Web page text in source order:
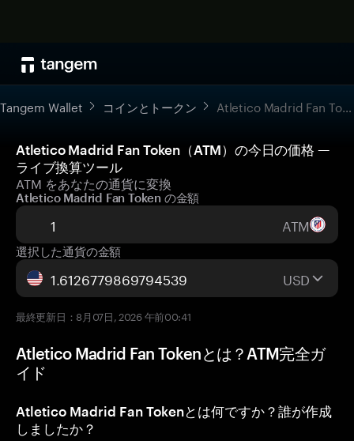
Tangem Wallet コインとトークン Atletico Madrid Fan Token
Atletico Madrid Fan Token（ATM）の今日の価格 —
ライブ換算ツール
ATM をあなたの通貨に変換
Atletico Madrid Fan Token の金額
ATM
選択した通貨の金額
USD
最終更新日：8月07日, 2026 午前00:41
Atletico Madrid Fan Tokenとは？ATM完全ガ
イド
Atletico Madrid Fan Tokenとは何ですか？誰が作成
しましたか？